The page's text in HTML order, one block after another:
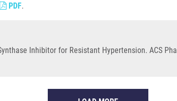
PDF.
Inhibitor for Resistant Hypertension. ACS